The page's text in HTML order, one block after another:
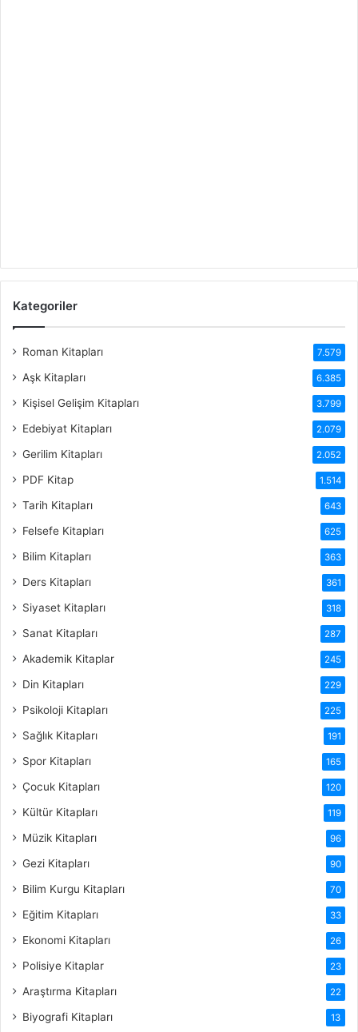
Kategoriler
Roman Kitapları 7.579
Aşk Kitapları 6.385
Kişisel Gelişim Kitapları 3.799
Edebiyat Kitapları 2.079
Gerilim Kitapları 2.052
PDF Kitap 1.514
Tarih Kitapları 643
Felsefe Kitapları 625
Bilim Kitapları 363
Ders Kitapları 361
Siyaset Kitapları 318
Sanat Kitapları 287
Akademik Kitaplar 245
Din Kitapları 229
Psikoloji Kitapları 225
Sağlık Kitapları 191
Spor Kitapları 165
Çocuk Kitapları 120
Kültür Kitapları 119
Müzik Kitapları 96
Gezi Kitapları 90
Bilim Kurgu Kitapları 70
Eğitim Kitapları 33
Ekonomi Kitapları 26
Polisiye Kitaplar 23
Araştırma Kitapları 22
Biyografi Kitapları 13